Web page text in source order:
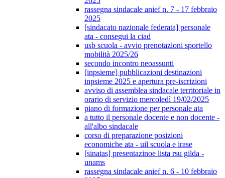
rassegna sindacale anief n. 7 - 17 febbraio
2025
[sindacato nazionale federata] personale
ata - consegui la ciad
usb scuola - avvio prenotazioni sportello
mobilità 2025/26
secondo incontro neoassunti
[inpsieme] pubblicazioni destinazioni
inpsieme 2025 e apertura pre-iscrizioni
avviso di assemblea sindacale territoriale in
orario di servizio mercoledì 19/02/2025
piano di formazione per personale ata
a tutto il personale docente e non docente -
all'albo sindacale
corso di preparazione posizioni
economiche ata - uil scuola e irase
[sinatas] presentazinoe lista rsu gilda -
unams
rassegna sindacale anief n. 6 - 10 febbraio